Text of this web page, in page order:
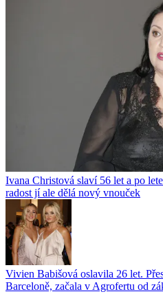
Ivana Christová slaví 56 let a po
radost jí ale dělá nový vnouček
Vivien Babišová oslavila 26 let.
Barceloně, začala v Agrofertu od